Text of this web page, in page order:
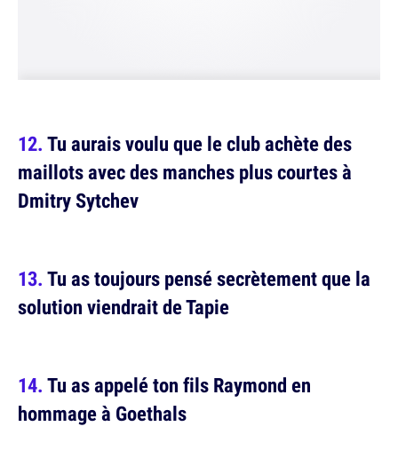
Tu aurais voulu que le club achète des
maillots avec des manches plus courtes à
Dmitry Sytchev
Tu as toujours pensé secrètement que la
solution viendrait de Tapie
Tu as appelé ton fils Raymond en
hommage à Goethals